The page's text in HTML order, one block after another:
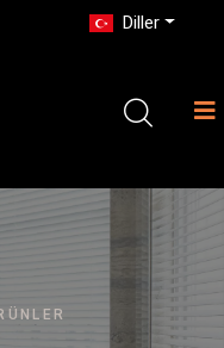
Diller